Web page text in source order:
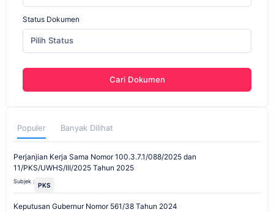
Status Dokumen
Pilih Status
Cari Dokumen
Populer Banyak Dilihat
Perjanjian Kerja Sama Nomor 100.3.7.1/088/2025 dan
11/PKS/UWHS/III/2025 Tahun 2025
Subjek : PKS
Keputusan Gubernur Nomor 561/38 Tahun 2024